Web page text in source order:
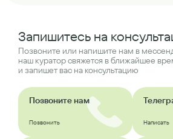
Запишитесь на
Позвоните или напишите нам в
наш куратор свяжется в ближайшее
и запишет вас на консультацию
Позвоните нам
Позвонить Написать